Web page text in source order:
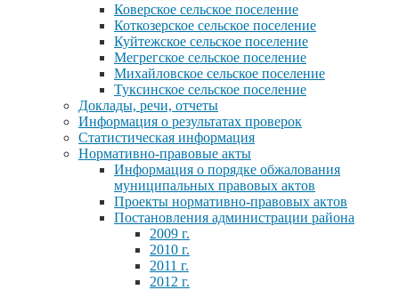
Коверское сельское поселение
Коткозерское сельское поселение
Куйтежское сельское поселение
Мегрегское сельское поселение
Михайловское сельское поселение
Туксинское сельское поселение
Доклады, речи, отчеты
Информация о результатах проверок
Статистическая информация
Нормативно-правовые акты
Информация о порядке обжалования
муниципальных правовых актов
Проекты нормативно-правовых актов
Постановления администрации района
2009 г.
2010 г.
2011 г.
2012 г.